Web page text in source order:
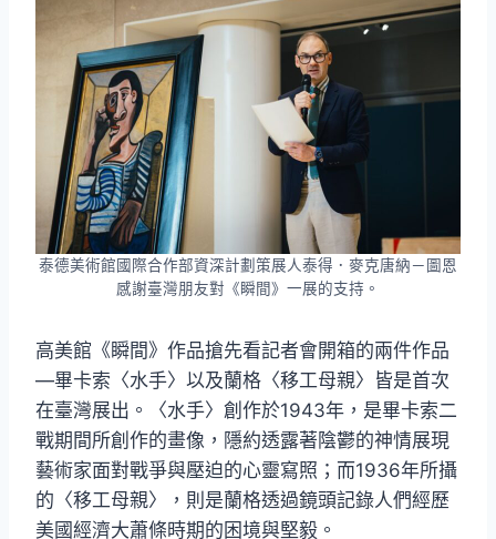
泰德美術館國際合作部資深計劃策展人泰得．麥克唐納－圖恩
感謝臺灣朋友對《瞬間》一展的支持。
高美館《瞬間》作品搶先看記者會開箱的兩件作品
—畢卡索〈水手〉以及蘭格〈移工母親〉皆是首次
在臺灣展出。〈水手〉創作於1943年，是畢卡索二
戰期間所創作的畫像，隱約透露著陰鬱的神情展現
藝術家面對戰爭與壓迫的心靈寫照；而1936年所攝
的〈移工母親〉，則是蘭格透過鏡頭記錄人們經歷
美國經濟大蕭條時期的困境與堅毅。